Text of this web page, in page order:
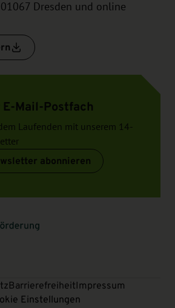
Dresden und online
Mail-Postfach
Laufenden mit unserem 14-
abonnieren
BarrierefreiheitImpressum
Einstellungen